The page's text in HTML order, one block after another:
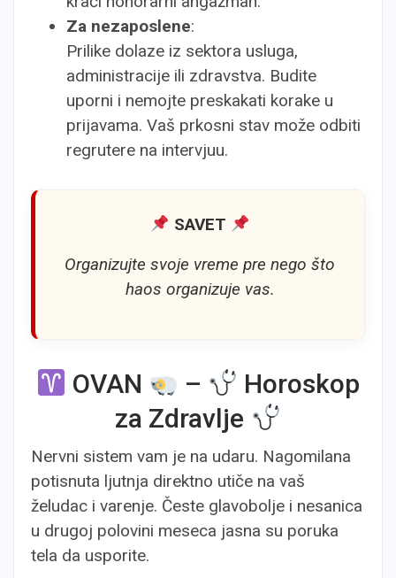
Za nezaposlene:
Prilike dolaze iz sektora usluga,
administracije ili zdravstva. Budite
uporni i nemojte preskakati korake u
prijavama. Vaš prkosni stav može odbiti
regrutere na intervjuu.
SAVET
Organizujte svoje vreme pre nego što
haos organizuje vas.
OVAN –
Horoskop
za Zdravlje
Nervni sistem vam je na udaru. Nagomilana
potisnuta ljutnja direktno utiče na vaš
želudac i varenje. Česte glavobolje i nesanica
u drugoj polovini meseca jasna su poruka
tela da usporite.